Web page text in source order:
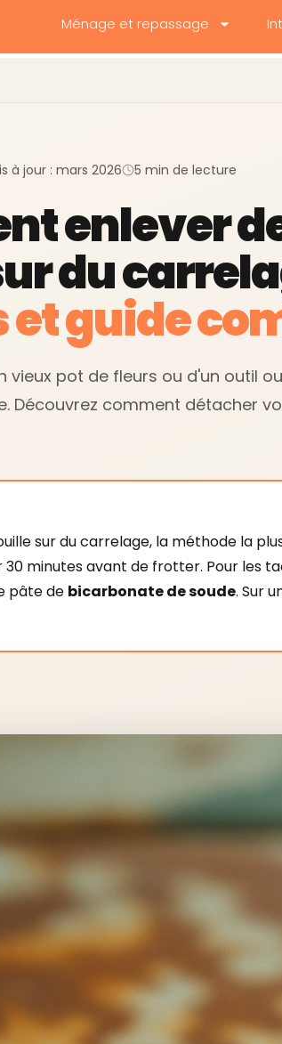
Ménage et repassage
à jour : mars 2026 5 min de lecture
enlever
du
et guide
vieux pot de fleurs ou d'un outil
Découvrez comment détacher
sur du carrelage, la méthode la
30 minutes avant de frotter. Pour les
pâte de bicarbonate de soude. Sur